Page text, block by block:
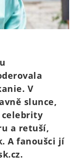
V
slunce,
celebrity
a retuší,
A fanoušci jí